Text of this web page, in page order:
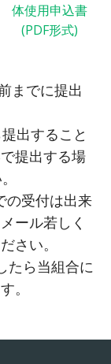
体使用申込書
(PDF形式)
までに提出
出すること
提出する場
受付は出来
ール若しく
さい。
たら当組合に
。